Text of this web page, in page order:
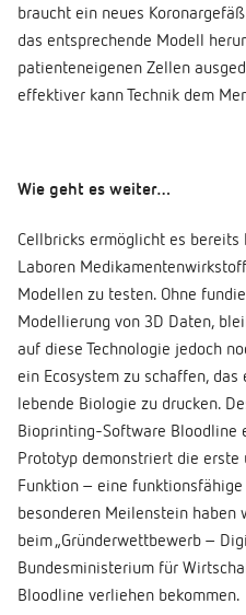
braucht ein neues
das entsprechende Modell
patienteneigenen Zellen
effektiver kann Technik dem
Wie geht es weiter…
Cellbricks ermöglicht es
Laboren
Modellen zu testen. Ohne
Modellierung von 3D Daten,
auf diese Technologie jedoch
ein Ecosystem zu schaffen,
lebende Biologie zu drucken.
Bioprinting-Software Bloodline
Prototyp demonstriert die
Funktion – eine funktionsfähige
besonderen Meilenstein haben
beim „Gründerwettbewerb –
Bundesministerium für
Bloodline verliehen bekommen.